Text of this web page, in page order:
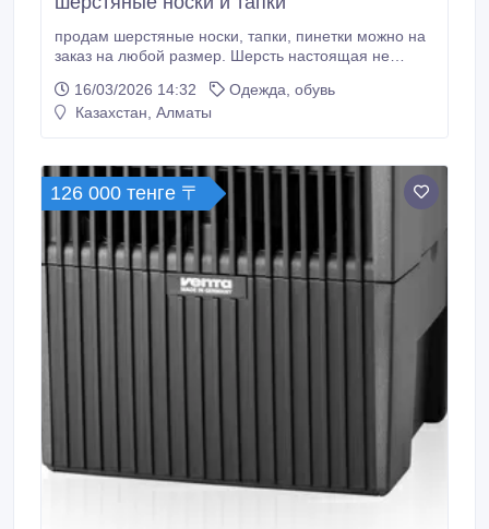
продам шерстяные носки, тапки, пинетки можно на
заказ на любой размер. Шерсть настоящая не
16/03/2026 14:32
Одежда, обувь
Казахстан, Алматы
126 000 тенге 〒